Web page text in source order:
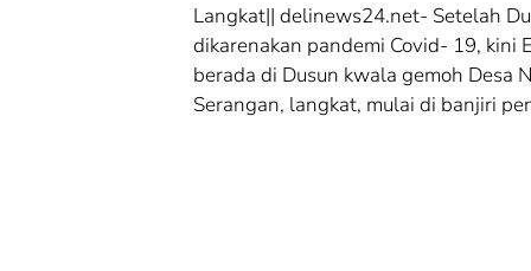
Langkat|| delinews24.net- Setelah
dikarenakan pandemi Covid- 19, kini
berada di Dusun kwala gemoh Desa
Serangan, langkat, mulai di banjiri
Cek Fakta Cek Fakta